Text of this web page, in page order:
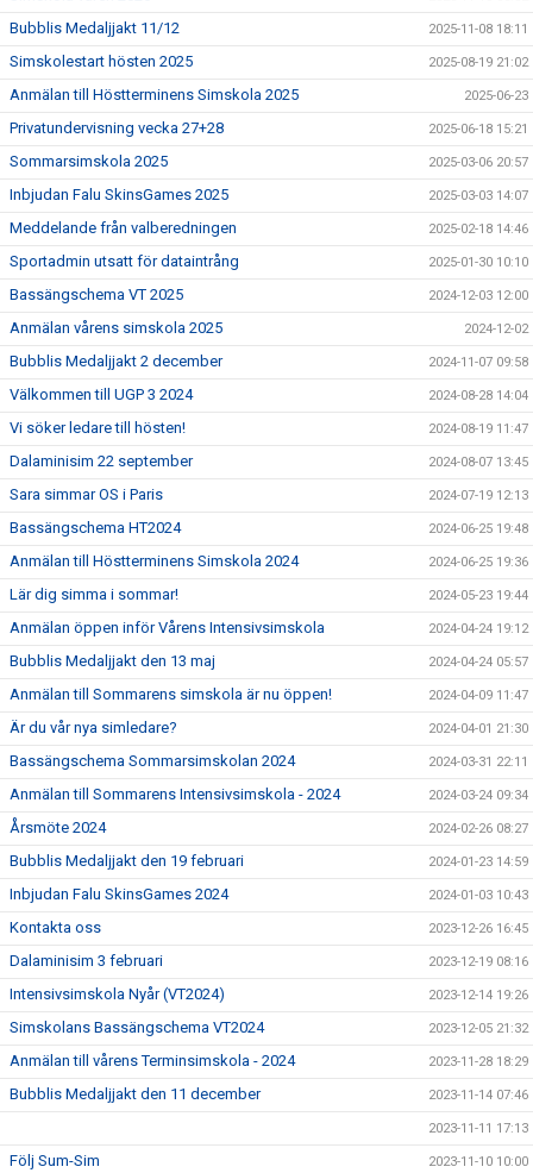
Bubblis Medaljjakt 11/12 2025-11-08 18:11
Simskolestart hösten 2025 2025-08-19 21:02
Anmälan till Höstterminens Simskola 2025 2025-06-23
Privatundervisning vecka 27+28 2025-06-18 15:21
Sommarsimskola 2025 2025-03-06 20:57
Inbjudan Falu SkinsGames 2025 2025-03-03 14:07
Meddelande från valberedningen 2025-02-18 14:46
Sportadmin utsatt för dataintrång 2025-01-30 10:10
Bassängschema VT 2025 2024-12-03 12:00
Anmälan vårens simskola 2025 2024-12-02
Bubblis Medaljjakt 2 december 2024-11-07 09:58
Välkommen till UGP 3 2024 2024-08-28 14:04
Vi söker ledare till hösten! 2024-08-19 11:47
Dalaminisim 22 september 2024-08-07 13:45
Sara simmar OS i Paris 2024-07-19 12:13
Bassängschema HT2024 2024-06-25 19:48
Anmälan till Höstterminens Simskola 2024 2024-06-25 19:36
Lär dig simma i sommar! 2024-05-23 19:44
Anmälan öppen inför Vårens Intensivsimskola 2024-04-24 19:12
Bubblis Medaljjakt den 13 maj 2024-04-24 05:57
Anmälan till Sommarens simskola är nu öppen! 2024-04-09 11:47
Är du vår nya simledare? 2024-04-01 21:30
Bassängschema Sommarsimskolan 2024 2024-03-31 22:11
Anmälan till Sommarens Intensivsimskola - 2024 2024-03-24 09:34
Årsmöte 2024 2024-02-26 08:27
Bubblis Medaljjakt den 19 februari 2024-01-23 14:59
Inbjudan Falu SkinsGames 2024 2024-01-03 10:43
Kontakta oss 2023-12-26 16:45
Dalaminisim 3 februari 2023-12-19 08:16
Intensivsimskola Nyår (VT2024) 2023-12-14 19:26
Simskolans Bassängschema VT2024 2023-12-05 21:32
Anmälan till vårens Terminsimskola - 2024 2023-11-28 18:29
Bubblis Medaljjakt den 11 december 2023-11-14 07:46
2023-11-11 17:13
Följ Sum-Sim 2023-11-10 10:00